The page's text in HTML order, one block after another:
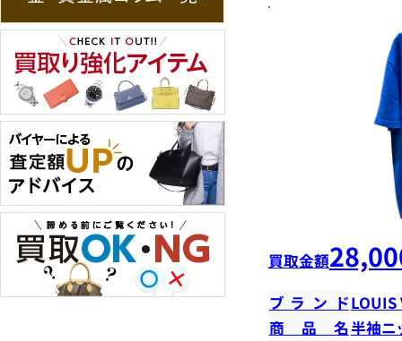
買取金額
ブランドLOUIS
商品名半袖ニ